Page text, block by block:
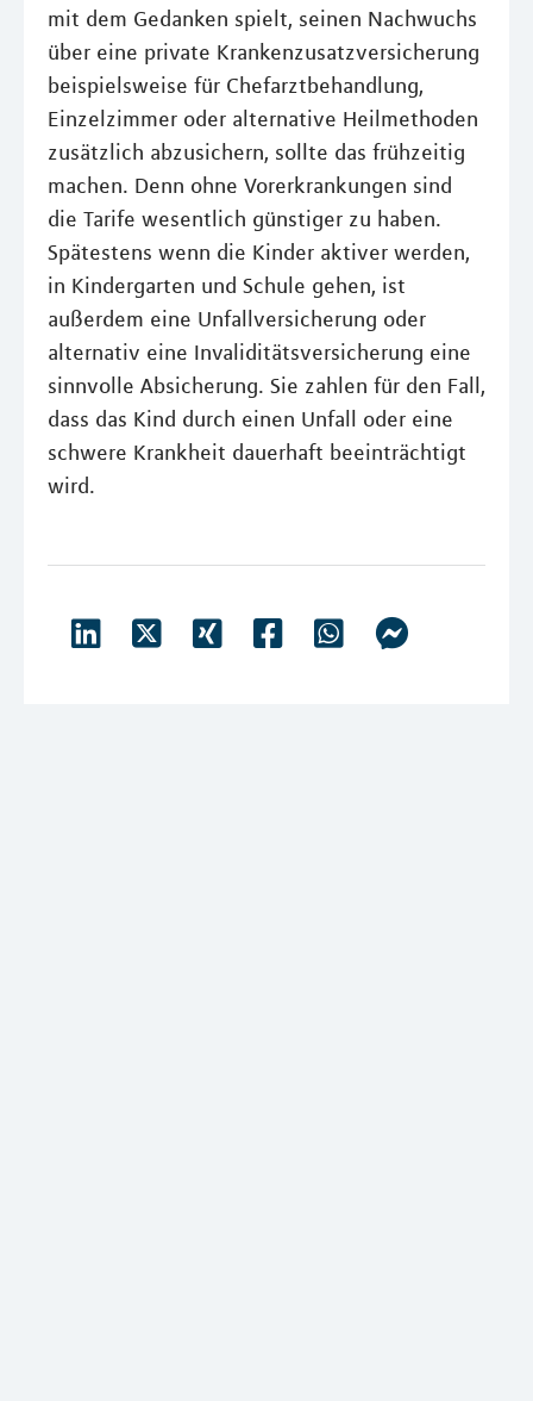
mit dem Gedanken spielt, seinen Nachwuchs
über eine private Krankenzusatzversicherung
beispielsweise für Chefarztbehandlung,
Einzelzimmer oder alternative Heilmethoden
zusätzlich abzusichern, sollte das frühzeitig
machen. Denn ohne Vorerkrankungen sind
die Tarife wesentlich günstiger zu haben.
Spätestens wenn die Kinder aktiver werden,
in Kindergarten und Schule gehen, ist
außerdem eine Unfallversicherung oder
alternativ eine Invaliditätsversicherung eine
sinnvolle Absicherung. Sie zahlen für den Fall,
dass das Kind durch einen Unfall oder eine
schwere Krankheit dauerhaft beeinträchtigt
wird.